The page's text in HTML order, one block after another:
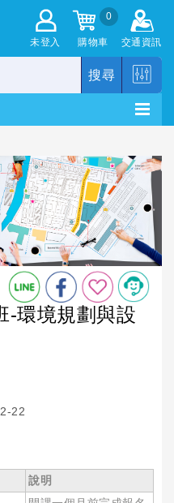
未登入
0
購物車 交通資訊
搜尋
-環境規劃與設
22
說明